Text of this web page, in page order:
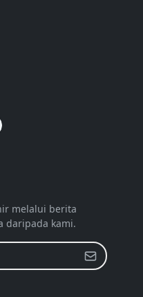
melalui berita
daripada kami.